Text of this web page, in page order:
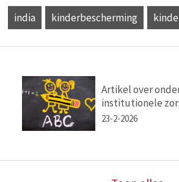
india kinderbescherming
Artikel over
institutionele
23-2-2026